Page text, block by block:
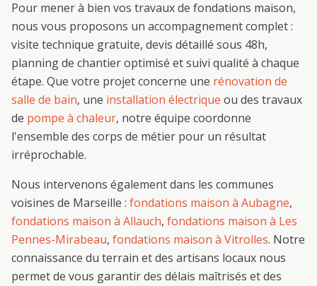
Pour mener à bien vos travaux de fondations maison,
nous vous proposons un accompagnement complet :
visite technique gratuite, devis détaillé sous 48h,
planning de chantier optimisé et suivi qualité à chaque
étape. Que votre projet concerne une rénovation de
salle de bain, une installation électrique ou des travaux
de pompe à chaleur, notre équipe coordonne
l'ensemble des corps de métier pour un résultat
irréprochable.
Nous intervenons également dans les communes
voisines de Marseille : fondations maison à Aubagne,
fondations maison à Allauch, fondations maison à Les
Pennes-Mirabeau, fondations maison à Vitrolles. Notre
connaissance du terrain et des artisans locaux nous
permet de vous garantir des délais maîtrisés et des